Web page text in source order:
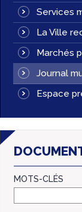
Services
La Ville
Marchés
Journal
Espace
MOTS-CLÉS